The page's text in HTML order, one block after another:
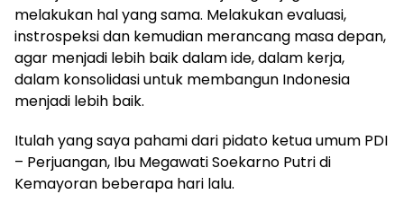
melakukan hal yang sama. Melakukan evaluasi,
instrospeksi dan kemudian merancang masa depan,
agar menjadi lebih baik dalam ide, dalam kerja,
dalam konsolidasi untuk membangun Indonesia
menjadi lebih baik.
Itulah yang saya pahami dari pidato ketua umum PDI
– Perjuangan, Ibu Megawati Soekarno Putri di
Kemayoran beberapa hari lalu.